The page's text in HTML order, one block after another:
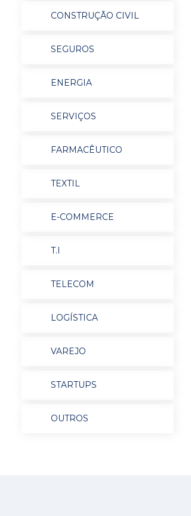
CONSTRUÇÃO CIVIL
SEGUROS
ENERGIA
SERVIÇOS
FARMACÊUTICO
TEXTIL
E-COMMERCE
T.I
TELECOM
LOGÍSTICA
VAREJO
STARTUPS
OUTROS